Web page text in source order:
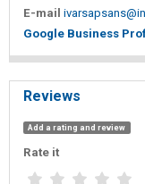
E-mail
Google Business
Reviews
Add a rating and review
Rate it